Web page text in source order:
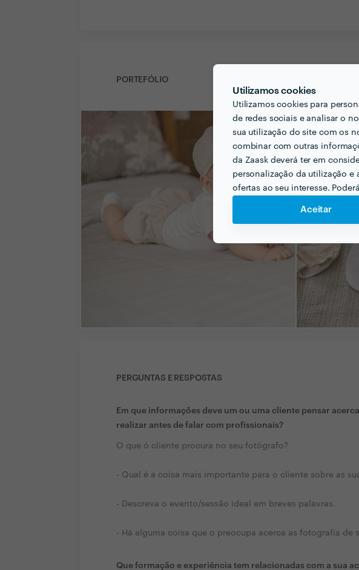
Utilizamos cookies
Utilizamos cookies para
de redes sociais e analisar o
sua utilização do site com os
combinar com outras
da Zaask deverá ter em
personalização da utilização e
ofertas ao seu interesse.
Aceitar
PORTEFÓLIO
PERGUNTAS E RESPOSTAS
Em que informações deve um ou uma cliente pensar
realizar antes de falar com profissionais?
O que ó cliente procura no seu fotógrafo?
- Qual é a coisa mais importante para o cliente sobre as
- Descreva o evento/sessão ideal em breves palavras.
- Há alguma coisa que o preocupa acerca as fotografia de
Que formação e experiência tem relacionadas com a sua